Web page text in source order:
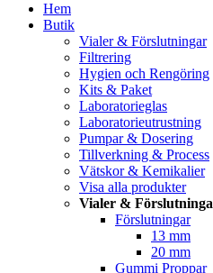
Hem
Butik
Vialer & Förslutningar
Filtrering
Hygien och Rengöring
Kits & Paket
Laboratorieglas
Laboratorieutrustning
Pumpar & Dosering
Tillverkning & Process
Vätskor & Kemikalier
Visa alla produkter
Vialer &
Förslutningar
13 mm
20 mm
Gummi Proppar